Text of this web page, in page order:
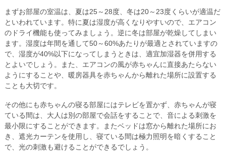
まずお部屋の室温は、夏は25～28度、冬は20～23度くらいが適温だ
といわれています。特に夏は湿度が高くなりやすいので、エアコン
のドライ機能も使ってみましょう。逆に冬は部屋が乾燥してしまい
ます。湿度は年間を通して50～60%あたりが最適とされていますの
で、湿度が40%以下になってしまうときは、適宜加湿器を併用する
とよいでしょう。また、エアコンの風が赤ちゃんに直接あたらない
ようにすることや、暖房器具を赤ちゃんから離れた場所に設置する
ことも大切です。
その他にも赤ちゃんの寝る部屋にはテレビを置かず、赤ちゃんが寝
ている間は、大人は別の部屋で会話をすることで、音による刺激を
最小限にすることができます。またベッドは窓から離れた場所にお
き、遮光カーテンを使用し、寝ている間は極力照明を暗くすること
で、光の刺激も避けることができるでしょう。